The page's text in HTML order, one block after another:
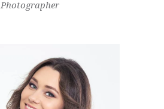
Photographer